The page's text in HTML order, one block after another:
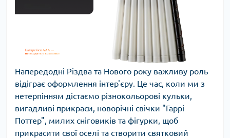
Напередодні Різдва та Нового року важливу роль
відіграє оформлення інтер'єру. Це час, коли ми з
нетерпінням дістаємо різнокольорові кульки,
вигадливі прикраси, новорічні свічки "Гаррі
Поттер", милих сніговиків та фігурки, щоб
прикрасити свої оселі та створити святковий